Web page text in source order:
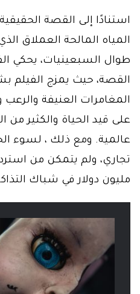
المياه المالحة العملاق
طوال السبعينيات، يحكي
القصة، حيث يمزج
المغامرات العنيفة والرعب
على قيد الحياة والكثير من
عالمية. ومع ذلك ، لسوء
مليون دولار في شباك